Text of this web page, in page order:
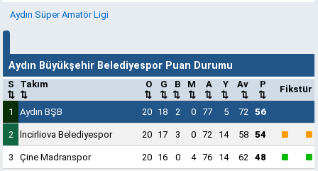
Aydın Süper Amatör Ligi
Aydın Büyükşehir Belediyespor Puan Durumu
S
⇅
Takım
⇅
O
⇅
G
⇅
B
⇅
M
⇅
A
⇅
Y
⇅
Av
⇅
P
⇅
Fikstür
1 Aydın BŞB 20 18 2 0 77 5 72 56
2 İncirliova Belediyespor 20 17 3 0 72 14 58 54 ■ ■
3 Çine Madranspor 20 16 0 4 76 14 62 48 ■ ■